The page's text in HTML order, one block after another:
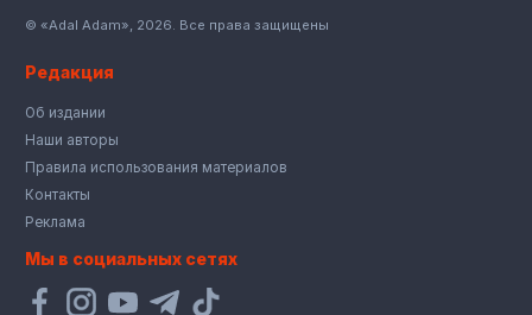
© «Adal Adam», 2026. Все права защищены
Редакция
Об издании
Наши авторы
Правила использования материалов
Контакты
Реклама
Мы в социальных сетях